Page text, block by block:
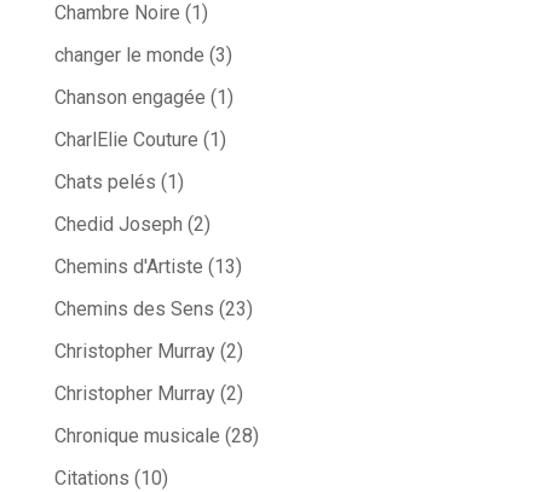
Chambre Noire (1)
changer le monde (3)
Chanson engagée (1)
CharlElie Couture (1)
Chats pelés (1)
Chedid Joseph (2)
Chemins d'Artiste (13)
Chemins des Sens (23)
Christopher Murray(2)
Christopher Murray(2)
Chronique musicale (28)
Citations (10)